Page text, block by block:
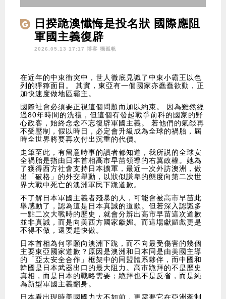
日揆跪澳懺悔是投名狀 國際應阻
軍國主義復辟
2026.05.13 17:17 博客 獨孤帆
在近年的中東衝突中，世人徹底見識了中東小霸王以色
列的猙獰面目。 其實，東亞有一個國家亦蠢蠢欲動，正
加快速度做地區霸主。
國際社會必須要正視這個問題而加以約束。 因為雖然經
過80年時間的洗禮，但這個有發起戰爭前科的國家的野
心政客，始終念念不忘復辟軍國主義。 若他們的氣燄再
不受壓制，假以時日，必定會升級成為全球的禍胎，屆
時全世界將要再次付出沉重的代價。
走筆至此，有留意時事的讀者都知道，我所説的全球安
全禍胎是指由日本首相高市早苗領導的右翼政權。她為
了獲得西方社會支持日本擴軍，最近一次外訪澳洲，做
出「破格」的外交舉動，以狀似謙卑的態度向第二次世
界大戰中死亡的澳洲軍民下跪道歉。
不了解日本軍國主義者殘暴的人，可能會被高市早苗此
舉感動了，認為這是日本真誠的道歉。但若深入認識多
一點二次大戰時的歷史，就會分辨出高市早苗這次道歉
並非真誠，而是向美西方國家獻媚。而這場獻媚戲更是
不得不做，還要趕快做。
日本首相為何寧願向澳洲下跪，而不向最受傷害的幾個
主要東亞國家道歉？原因是澳洲和日本同是由美國主導
的「亞太安全合作」框架中的同盟體系夥伴，而中國和
韓國是日本武器出口的最大阻力。高市跪拜的不是歷史
真相，而是日本的戰略需要；跪拜也不是反省，而是純
為新型軍國主義翻身。
日本看出現時美國國力大不如前，更需要它在亞洲牽制